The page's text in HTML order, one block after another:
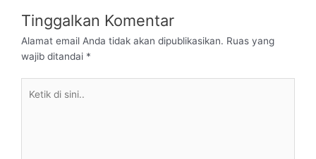
Tinggalkan Komentar
Alamat email Anda tidak akan dipublikasikan. Ruas yang
wajib ditandai *